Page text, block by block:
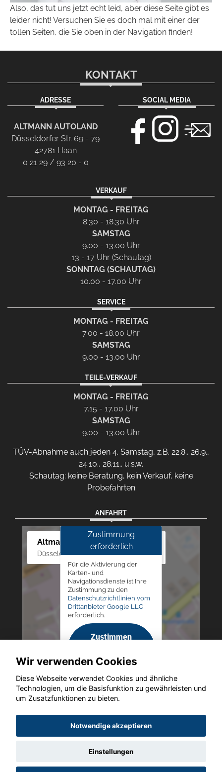
Also, das tut uns jetzt echt leid, aber diese Seite gibt es
leider nicht! Versuchen Sie es doch mal mit einer der
tollen Seiten, die Sie oben in der Navigation finden!
KONTAKT
ADRESSE
ALTMANN AUTOLAND
Düsseldorfer Str. 69 - 79
42781 Haan
0 21 29 / 93 20 - 0
SOCIAL MEDIA
VERKAUF
MONTAG - FREITAG
8.30 - 18.30 Uhr
SAMSTAG
9.00 - 13.00 Uhr
13 - 17 Uhr (Schautag)
SONNTAG (SCHAUTAG)
10.00 - 17.00 Uhr
SERVICE
MONTAG - FREITAG
7.00 - 18.00 Uhr
SAMSTAG
9.00 - 13.00 Uhr
TEILE-VERKAUF
MONTAG - FREITAG
7.15 - 17.00 Uhr
SAMSTAG
9.00 - 13.00 Uhr
TÜV-Abnahme auch jeden 4. Samstag, z.B. 22.8., 26.9.,
24.10., 28.11.. u.s.w.
Schautag: keine Beratung, kein Verkauf, keine
Probefahrten
ANFAHRT
Altmann Autoland
Düsseldorfer Str. 69 - 79, 42781 Haan
Zustimmung
erforderlich
Für die Aktivierung der
Karten- und
Navigationsdienste ist Ihre
Zustimmung zu den
Datenschutzrichtlinien vom
Drittanbieter Google LLC
erforderlich.
Zustimmen
aktivieren
Copyright © 2026. Altmann Autoland
Wir verwenden Cookies
Diese Webseite verwendet Cookies und ähnliche
Technologien, um die Basisfunktion zu gewährleisten und
um Zusatzfunktionen zu bieten.
Notwendige akzeptieren
Einstellungen